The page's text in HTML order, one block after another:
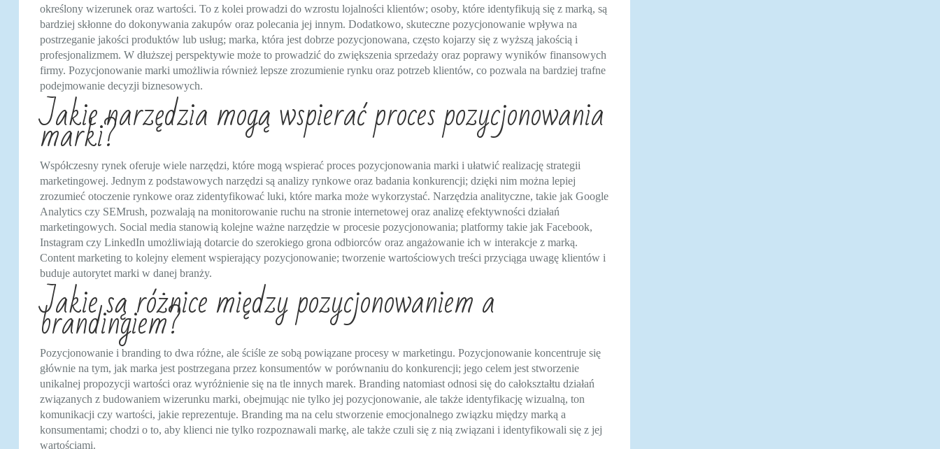
określony wizerunek oraz wartości. To z kolei prowadzi do wzrostu lojalności klientów; osoby, które identyfikują się z marką, są
bardziej skłonne do dokonywania zakupów oraz polecania jej innym. Dodatkowo, skuteczne pozycjonowanie wpływa na
postrzeganie jakości produktów lub usług; marka, która jest dobrze pozycjonowana, często kojarzy się z wyższą jakością i
profesjonalizmem. W dłuższej perspektywie może to prowadzić do zwiększenia sprzedaży oraz poprawy wyników finansowych
firmy. Pozycjonowanie marki umożliwia również lepsze zrozumienie rynku oraz potrzeb klientów, co pozwala na bardziej trafne
podejmowanie decyzji biznesowych.
Jakie narzędzia mogą wspierać proces pozycjonowania
marki?
Współczesny rynek oferuje wiele narzędzi, które mogą wspierać proces pozycjonowania marki i ułatwić realizację strategii
marketingowej. Jednym z podstawowych narzędzi są analizy rynkowe oraz badania konkurencji; dzięki nim można lepiej
zrozumieć otoczenie rynkowe oraz zidentyfikować luki, które marka może wykorzystać. Narzędzia analityczne, takie jak Google
Analytics czy SEMrush, pozwalają na monitorowanie ruchu na stronie internetowej oraz analizę efektywności działań
marketingowych. Social media stanowią kolejne ważne narzędzie w procesie pozycjonowania; platformy takie jak Facebook,
Instagram czy LinkedIn umożliwiają dotarcie do szerokiego grona odbiorców oraz angażowanie ich w interakcje z marką.
Content marketing to kolejny element wspierający pozycjonowanie; tworzenie wartościowych treści przyciąga uwagę klientów i
buduje autorytet marki w danej branży.
Jakie są różnice między pozycjonowaniem a
brandingiem?
Pozycjonowanie i branding to dwa różne, ale ściśle ze sobą powiązane procesy w marketingu. Pozycjonowanie koncentruje się
głównie na tym, jak marka jest postrzegana przez konsumentów w porównaniu do konkurencji; jego celem jest stworzenie
unikalnej propozycji wartości oraz wyróżnienie się na tle innych marek. Branding natomiast odnosi się do całokształtu działań
związanych z budowaniem wizerunku marki, obejmując nie tylko jej pozycjonowanie, ale także identyfikację wizualną, ton
komunikacji czy wartości, jakie reprezentuje. Branding ma na celu stworzenie emocjonalnego związku między marką a
konsumentami; chodzi o to, aby klienci nie tylko rozpoznawali markę, ale także czuli się z nią związani i identyfikowali się z jej
wartościami.